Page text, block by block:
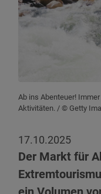
Ab ins Abenteuer!
Aktivitäten. / © Getty
17.10.2025
Der Markt für